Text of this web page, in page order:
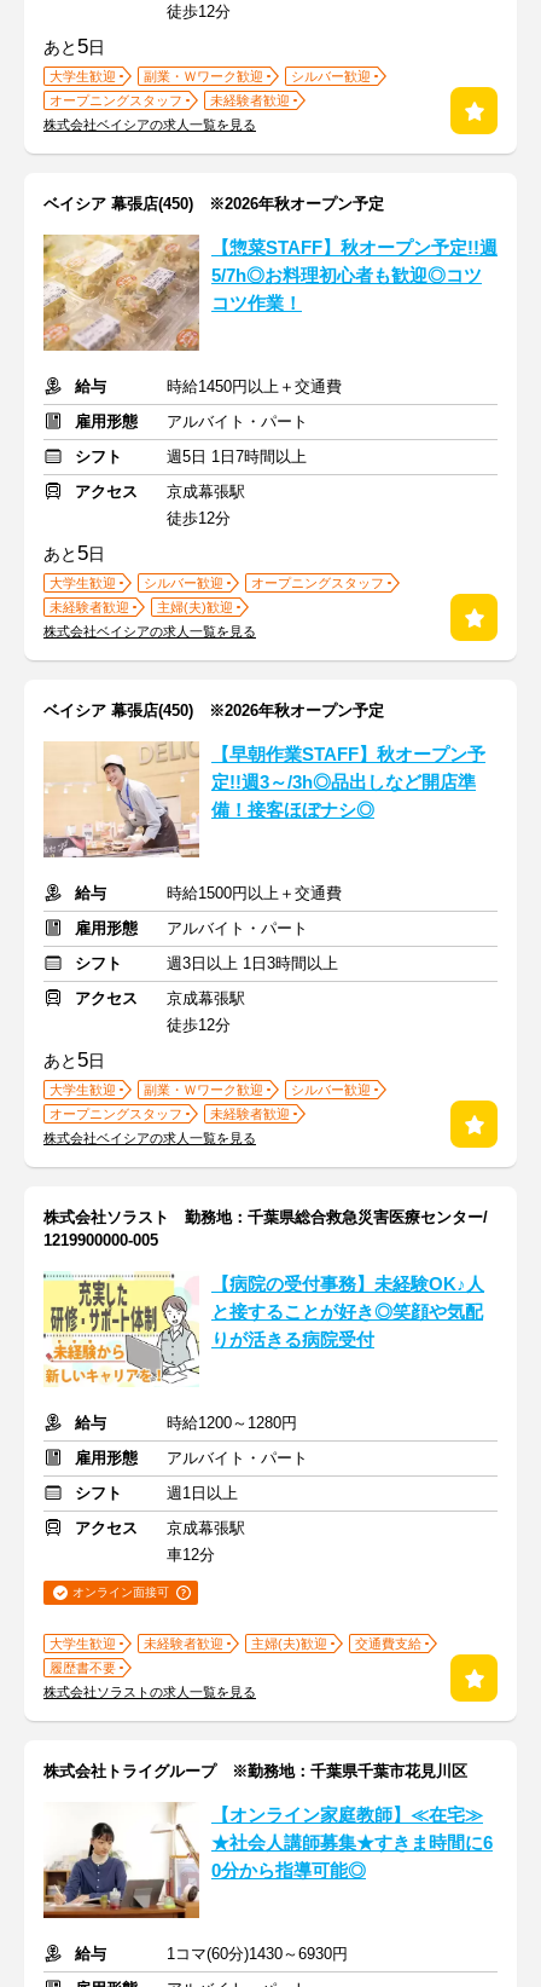
徒歩12分
あと 5日
大学生歓迎 副業・Ｗワーク歓迎
シルバー歓迎
オープニングスタッフ
未経験者歓迎
株式会社ベイシアの求人一覧を見る
ベイシア 幕張店(450) ※2026年秋オープン予定
【惣菜STAFF】秋オープン予定!!週
5/7h◎お料理初心者も歓迎◎コツ
コツ作業！
給与
時給1450円以上＋交通費
雇用形態
アルバイト・パート
シフト
週5日 1日7時間以上
アクセス
京成幕張駅
徒歩12分
あと 5日
大学生歓迎 シルバー歓迎
オープニングスタッフ
未経験者歓迎
主婦(夫)歓迎
株式会社ベイシアの求人一覧を見る
ベイシア 幕張店(450) ※2026年秋オープン予定
【早朝作業STAFF】秋オープン予
定!!週3～/3h◎品出しなど開店準
備！接客ほぼナシ◎
給与
時給1500円以上＋交通費
雇用形態
アルバイト・パート
シフト
週3日以上 1日3時間以上
アクセス
京成幕張駅
徒歩12分
あと 5日
大学生歓迎 副業・Ｗワーク歓迎
シルバー歓迎
オープニングスタッフ
未経験者歓迎
株式会社ベイシアの求人一覧を見る
株式会社ソラスト 勤務地：千葉県総合救急災害医療センター/
1219900000-005
【病院の受付事務】未経験OK♪人
と接することが好き◎笑顔や気配
りが活きる病院受付
給与
時給1200～1280円
雇用形態
アルバイト・パート
シフト
週1日以上
アクセス
京成幕張駅
車12分
オンライン面接可
大学生歓迎 未経験者歓迎 主婦(夫)歓迎
交通費支給
履歴書不要
株式会社ソラストの求人一覧を見る
株式会社トライグループ ※勤務地：千葉県千葉市花見川区
【オンライン家庭教師】≪在宅≫
★社会人講師募集★すきま時間に6
0分から指導可能◎
給与
1コマ(60分)1430～6930円